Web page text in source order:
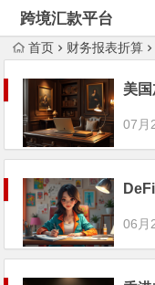
跨境汇款平台
首页 财务报表折算
美
07月
06月